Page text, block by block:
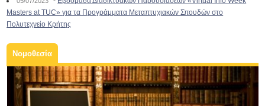
Masters at TUC» για τα Προγράμματα Μεταπτυχιακών Σπουδών στο
Πολυτεχνείο Κρήτης
Νομοθεσία